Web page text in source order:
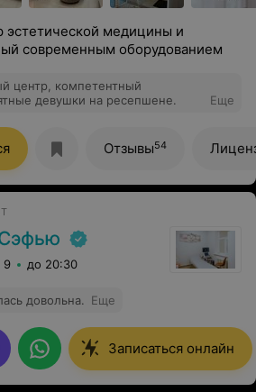
медицины и
современным оборудованием
центр, компетентный
девушки на ресепшене.
Еще
Отзывы54
9 до 20:30
довольна. Еще
Записаться онлайн